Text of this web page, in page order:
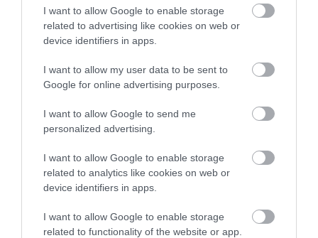
I want to allow Google to enable storage
related to advertising like cookies on web or
device identifiers in apps.
I want to allow my user data to be sent to
Google for online advertising purposes.
I want to allow Google to send me
personalized advertising.
I want to allow Google to enable storage
related to analytics like cookies on web or
device identifiers in apps.
I want to allow Google to enable storage
related to functionality of the website or app.
A D-vitamin esetében névleg ugyan
vitaminról beszélünk, biokémiai
szempontból azonban inkább egyfajta
hormonról van szó, amit az emberi
szervezet saját maga is képes előállítani
2025. JANUÁR 26. ● TURI DÁNIEL
3 jel, hogy D-vitamin-
hiányban szenvedsz, + 3
élelmiszer…